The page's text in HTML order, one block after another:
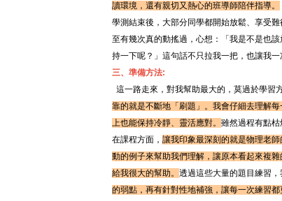
讀環境，還有親切又熱心的班導師陪伴指導。
學測結束後，大部分同學都開始放鬆、享受
至有幾次真的動搖過，心想：「我是不是也
持一下呢？」這句話不只拉我一把，也讓我一
三、準備方法:
這一路走來，對我幫助最大的，莫過於學習
靠的就是不斷地「刷題」。我會仔細去理解
上也能保持冷靜、靈活應對。 雖然過程有點枯
在課程方面， 讓我印象最深刻的就是物理老
動的例子來幫助我們理解，讓原本看起來複雜
給我很大的幫助。 透過這些大量的題目練習
的弱點，再有針對性地補強，讓每一次練習都